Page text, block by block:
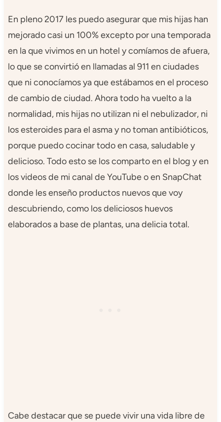
En pleno 2017 les puedo asegurar que mis hijas han
mejorado casi un 100% excepto por una temporada
en la que vivimos en un hotel y comíamos de afuera,
lo que se convirtió en llamadas al 911 en ciudades
que ni conocíamos ya que estábamos en el proceso
de cambio de ciudad. Ahora todo ha vuelto a la
normalidad, mis hijas no utilizan ni el nebulizador, ni
los esteroides para el asma y no toman antibióticos,
porque puedo cocinar todo en casa, saludable y
delicioso. Todo esto se los comparto en el blog y en
los videos de mi canal de YouTube o en SnapChat
donde les enseño productos nuevos que voy
descubriendo, como los deliciosos huevos
elaborados a base de plantas, una delicia total.
Cabe destacar que se puede vivir una vida libre de